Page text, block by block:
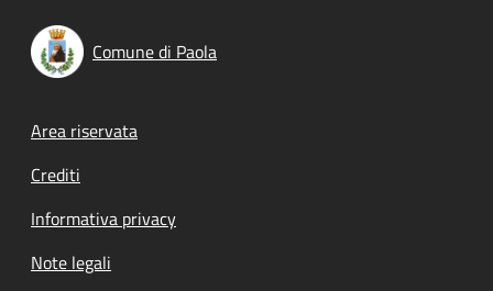
Comune di Paola
Footer menu
Area riservata
Crediti
Informativa privacy
Note legali